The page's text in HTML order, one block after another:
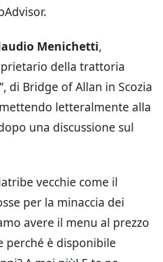
Menichetti,
della trattoria
di Bridge of Allan in Scozia
letteralmente alla
una discussione sul
vecchie come il
per la minaccia dei
avere il menu al prezzo
perché è disponibile